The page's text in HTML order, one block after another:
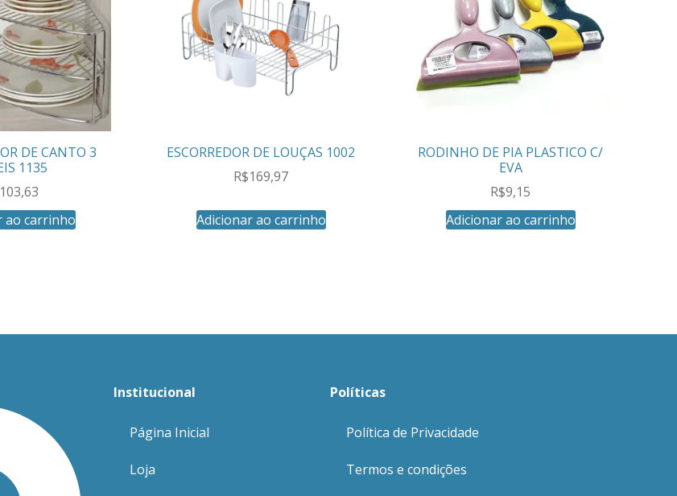
DE CANTO 3
1135
103,63
ao carrinho
ESCORREDOR DE LOUÇAS 1002
R$169,97
Adicionar ao carrinho
RODINHO DE PIA PLASTICO C/
EVA
R$9,15
Adicionar ao carrinho
Institucional
Página Inicial
Loja
Políticas
Política de Privacidade
Termos e condições